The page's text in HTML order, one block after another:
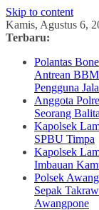
Skip to content
Kamis, Agustus 6,
Terbaru:
Polantas
Antrean
Pengguna
Anggota
Seorang
Kapolsek
SPBU Timpa
Kapolsek
Imbauan
Polsek
Sepak
Awangpone